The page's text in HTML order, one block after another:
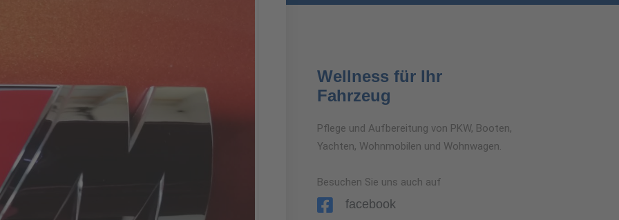
Wellness für Ihr
Fahrzeug
Pflege und Aufbereitung von PKW, Booten,
Yachten, Wohnmobilen und Wohnwagen.
Besuchen Sie uns auch auf
facebook